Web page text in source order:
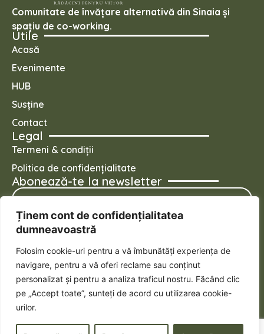
Ținem cont de confidențialitatea
dumneavoastră
Folosim cookie-uri pentru a vă îmbunătăți experiența de
navigare, pentru a vă oferi reclame sau conținut
personalizat și pentru a analiza traficul nostru. Făcând clic
pe „Accept toate”, sunteți de acord cu utilizarea cookie-
urilor.
Comunitate de învățare alternativă din Sinaia și
spațiu de co-working.
Utile
Acasă
Evenimente
HUB
Susține
Contact
Legal
Termeni & condiții
Politica de confidențialitate
Abonează-te la newsletter
Mă abonez
Urmărește-ne pe social